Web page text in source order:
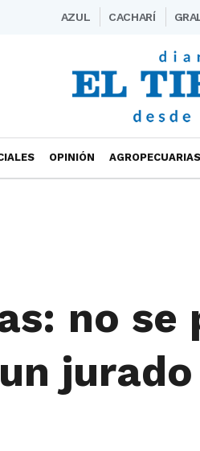
AZUL CACHARÍ
OPINIÓN AGROPECUARIAS
no se